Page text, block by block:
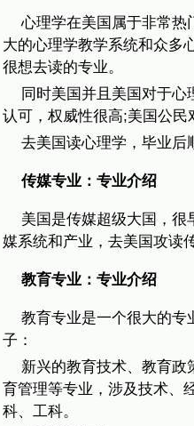
心理学在美国属于非常热
大的心理学教学系统和众多
很想去读的专业。
同时美国并且美国对于
认可，权威性很高;美国公民
去美国读心理学，毕业后
传媒专业：专业介绍
美国是传媒超级大国，
媒系统和产业，去美国攻读
教育专业：专业介绍
教育专业是一个很大的专
子：
新兴的教育技术、教育政
育管理等专业，涉及技术、
科、工科。